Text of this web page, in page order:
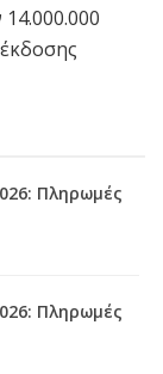
Πληρωμές
Πληρωμές